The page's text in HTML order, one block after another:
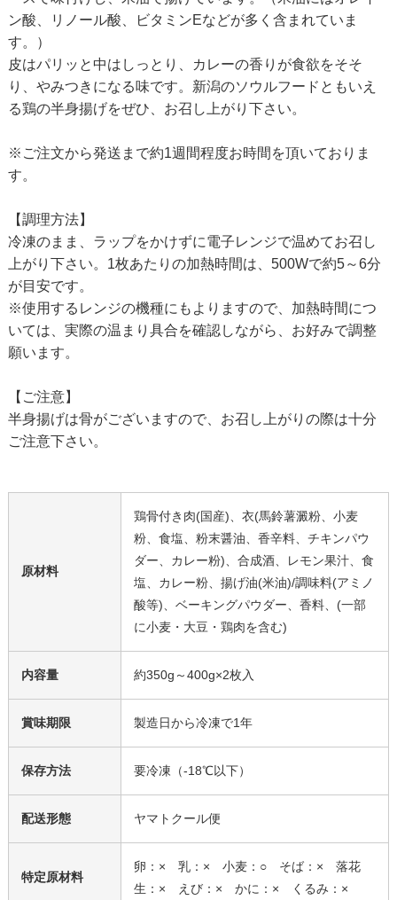
ン酸、リノール酸、ビタミンEなどが多く含まれていま
す。）
皮はパリッと中はしっとり、カレーの香りが食欲をそそ
り、やみつきになる味です。新潟のソウルフードともいえ
る鶏の半身揚げをぜひ、お召し上がり下さい。
※ご注文から発送まで約1週間程度お時間を頂いておりま
す。
【調理方法】
冷凍のまま、ラップをかけずに電子レンジで温めてお召し
上がり下さい。1枚あたりの加熱時間は、500Wで約5～6分
が目安です。
※使用するレンジの機種にもよりますので、加熱時間につ
いては、実際の温まり具合を確認しながら、お好みで調整
願います。
【ご注意】
半身揚げは骨がございますので、お召し上がりの際は十分
ご注意下さい。
原材料
鶏骨付き肉(国産)、衣(馬鈴薯澱粉、小麦
粉、食塩、粉末醤油、香辛料、チキンパウ
ダー、カレー粉)、合成酒、レモン果汁、食
塩、カレー粉、揚げ油(米油)/調味料(アミノ
酸等)、ベーキングパウダー、香料、(一部
に小麦・大豆・鶏肉を含む)
内容量 約350g～400g×2枚入
賞味期限 製造日から冷凍で1年
保存方法 要冷凍（-18℃以下）
配送形態 ヤマトクール便
特定原材料
卵：× 乳：× 小麦：○ そば：× 落花
生：× えび：× かに：× くるみ：×